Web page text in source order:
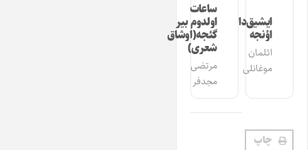
ایشیق‌دان
اؤنجه
ائلمان
موغانلی
ساعات
اولدوم بیر
گئجه(اوشاق
شعری)
مرتضی
مجدفر
چاپ